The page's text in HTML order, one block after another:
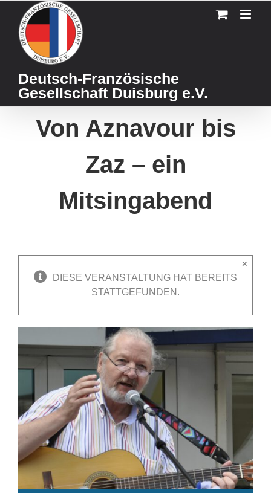
content
Deutsch-Französische
Gesellschaft Duisburg e.V.
Von Aznavour bis
Zaz – ein
Mitsingabend
DIESE VERANSTALTUNG HAT BEREITS
STATTGEFUNDEN.
×